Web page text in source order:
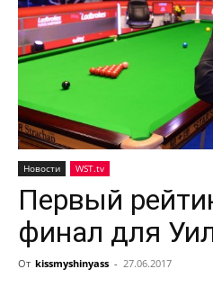
Новости WST.tv
Первый
финал для
От kissmyshinyass - 27.06.2017